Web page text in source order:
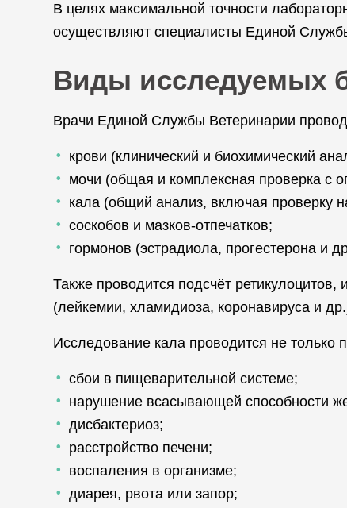
В целях максимальной точности
осуществляют специалисты Единой
Виды исследуемых
Врачи Единой Службы Ветеринарии
крови (клинический и биохимический
мочи (общая и комплексная проверка с
кала (общий анализ, включая проверку
соскобов и мазков-отпечатков;
гормонов (эстрадиола, прогестерона и
Также проводится подсчёт
(лейкемии, хламидиоза, коронавируса и
Исследование кала проводится не только
сбои в пищеварительной системе;
нарушение всасывающей способности
дисбактериоз;
расстройство печени;
воспаления в организме;
диарея, рвота или запор;